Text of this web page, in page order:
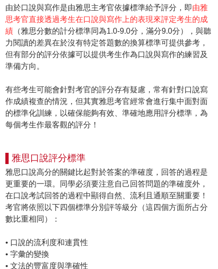
由於口說與寫作是由雅思主考官依據標準給予評分，即由雅
思考官直接透過考生在口說與寫作上的表現來評定考生的成
績 （雅思分數的計分標準同為1.0-9.0分，滿分9.0分），與聽
力閱讀的差異在於沒有特定答題數的換算標準可提供參考，
但有部分的評分依據可以提供考生作為口說與寫作的練習及
準備方向。
有些考生可能會針對考官的評分存有疑慮，常有針對口說寫
作成績複查的情況，但其實雅思考官經常會進行集中面對面
的標準化訓練，以確保能夠有效、準確地應用評分標準，為
每個考生作最客觀的評分！
▌雅思口說評分標準
雅思口說高分的關鍵比起對於答案的準確度，回答的過程是
更重要的一環。同學必須要注意自己回答問題的準確度外，
在口說考試回答的過程中顯得自然、流利且通順至關重要！
考官將依照以下四個標準分別評等級分（這四個方面所占分
數比重相同）：
• 口說的流利度和連貫性
• 字彙的變換
• 文法的豐富度與準確性